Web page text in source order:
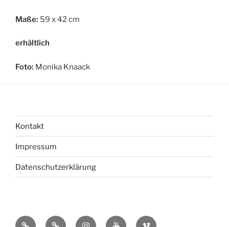
Maße: 59 x 42 cm
erhältlich
Foto: Monika Knaack
Kontakt
Impressum
Datenschutzerklärung
bsky MastadonInstagramYou Vimeo